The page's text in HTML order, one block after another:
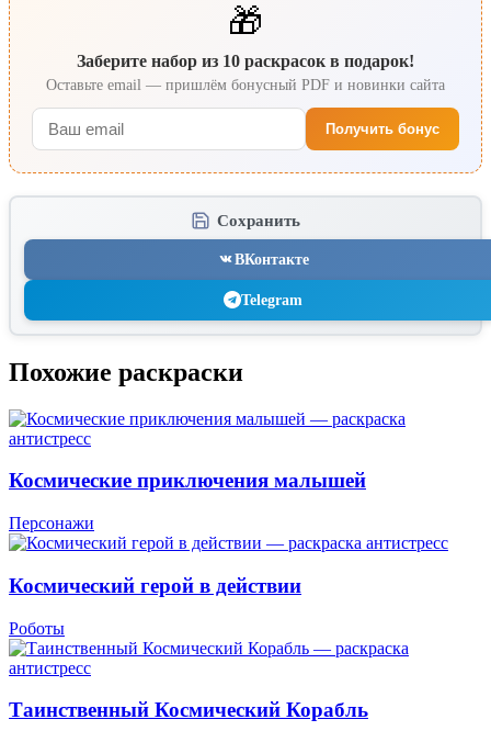
🎁
Заберите набор из 10 раскрасок в подарок!
Оставьте email — пришлём бонусный PDF и новинки сайта
Получить бонус
Сохранить
ВКонтакте
Telegram
Похожие раскраски
Космические приключения малышей
Персонажи
Космический герой в действии
Роботы
Таинственный Космический Корабль